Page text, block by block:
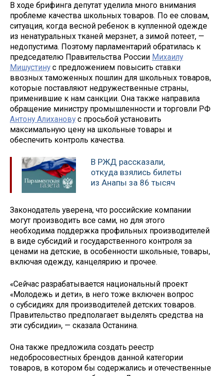
В ходе брифинга депутат уделила много внимания
проблеме качества школьных товаров. По ее словам,
ситуация, когда весной ребенок в купленной одежде
из ненатуральных тканей мерзнет, а зимой потеет, —
недопустима. Поэтому парламентарий обратилась к
председателю Правительства России Михаилу
Мишустину с предложением повысить ставки
ввозных таможенных пошлин для школьных товаров,
которые поставляют недружественные страны,
применившие к нам санкции. Она также направила
обращение министру промышленности и торговли РФ
Антону Алиханову с просьбой установить
максимальную цену на школьные товары и
обеспечить контроль качества.
В РЖД рассказали,
откуда взялись билеты
из Анапы за 86 тысяч
Законодатель уверена, что российские компании
могут производить все сами, но для этого
необходима поддержка профильных производителей
в виде субсидий и государственного контроля за
ценами на детские, в особенности школьные, товары,
включая одежду, канцелярию и прочее.
«Сейчас разрабатывается национальный проект
«Молодежь и дети», в него тоже включен вопрос
о субсидиях для производителей детских товаров.
Правительство предполагает выделять средства на
эти субсидии», — сказала Останина.
Она также предложила создать реестр
недобросовестных брендов данной категории
товаров, в котором бы содержались и отечественные